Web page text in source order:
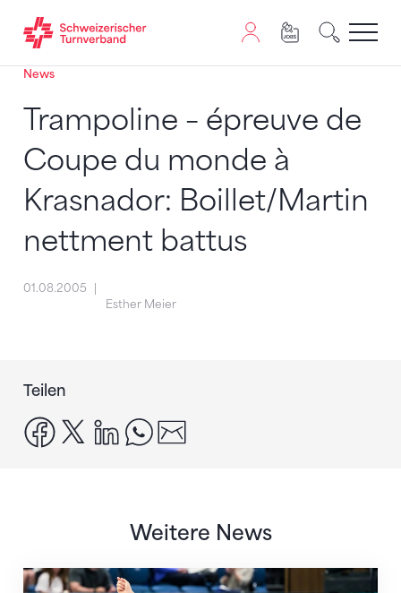
Zum Inhalt springen
Zur Sitemap navigieren
Zum Navigieren dieser Seite wird JavaScript benötigt.
News
Trampoline – épreuve de
Coupe du monde à
Krasnador: Boillet/Martin
nettment battus
01.08.2005
Esther Meier
Teilen
facebook
x linkedinwhatsapp
Weitere News
Nächster Halt: Weltmeisterschaft